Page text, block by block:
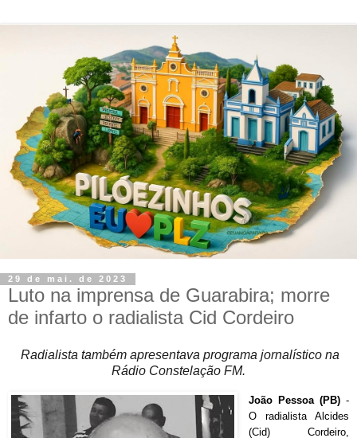
29 de mai. de 2023
Luto na imprensa de Guarabira; morre
de infarto o radialista Cid Cordeiro
Radialista também apresentava programa jornalístico na
Rádio Constelação FM.
João Pessoa (PB) -
O radialista Alcides
(Cid) Cordeiro,